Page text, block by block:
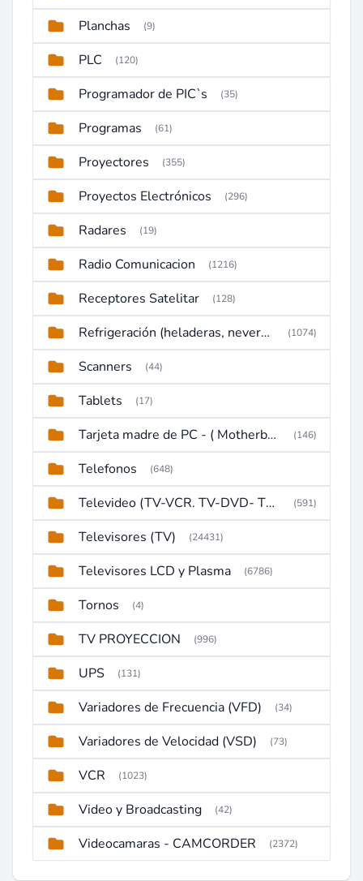
Planchas (9)
PLC (120)
Programador de PIC`s (35)
Programas (61)
Proyectores (355)
Proyectos Electrónicos (296)
Radares (19)
Radio Comunicacion (1216)
Receptores Satelitar (128)
Refrigeración (heladeras, neveras, congeladores) (1074)
Scanners (44)
Tablets (17)
Tarjeta madre de PC - ( Motherboard ) (146)
Telefonos (648)
Televideo (TV-VCR. TV-DVD- TV-DVD-VCR) (591)
Televisores (TV) (24431)
Televisores LCD y Plasma (6786)
Tornos (4)
TV PROYECCION (996)
UPS (131)
Variadores de Frecuencia (VFD) (34)
Variadores de Velocidad (VSD) (73)
VCR (1023)
Video y Broadcasting (42)
Videocamaras - CAMCORDER (2372)